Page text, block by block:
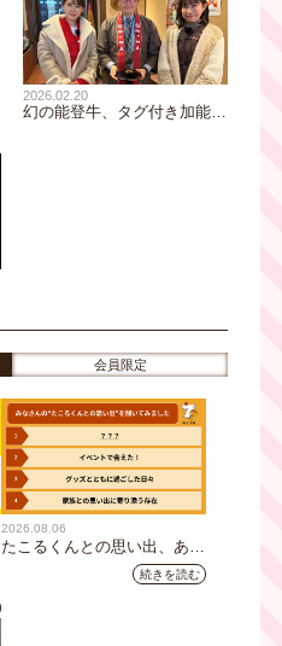
2026.02.20
幻の能登牛、タグ付き加能ガ
会員限定
2026.08.06
たこるくんとの思い出、あり
ますか？会員のみなさんに聞
続きを読む